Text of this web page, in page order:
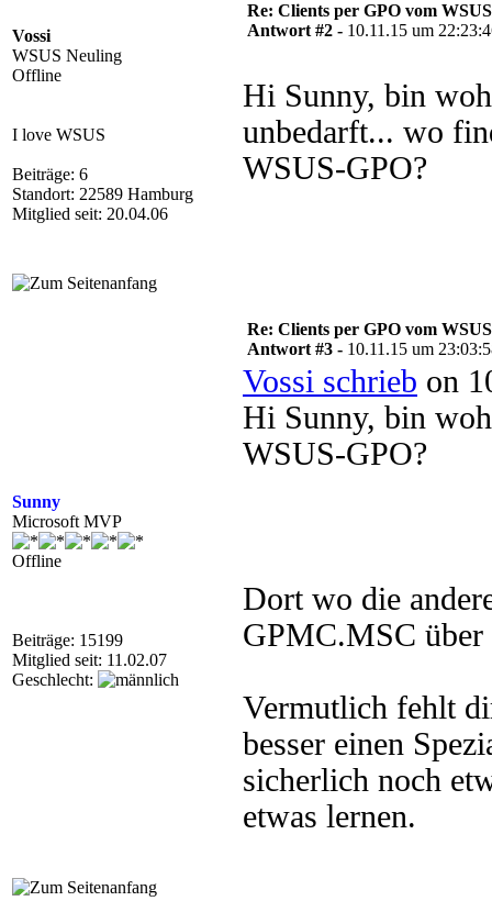
Vossi
WSUS Neuling
Offline
I love WSUS
Beiträge: 6
Standort: 22589 Hamburg
Mitglied seit: 20.04.06
Re: Clients per GPO vom
Antwort #2 - 10.11.15 um
Hi Sunny, bin
unbedarft... wo
WSUS-GPO?
Sunny
Microsoft MVP
Offline
Beiträge: 15199
Mitglied seit: 11.02.07
Geschlecht:
Re: Clients per GPO vom
Antwort #3 - 10.11.15 um
Vossi schrieb on
Hi Sunny, bin
WSUS-GPO?
Dort wo die
GPMC.MSC
Vermutlich fehlt
besser einen
sicherlich noch
etwas lernen.